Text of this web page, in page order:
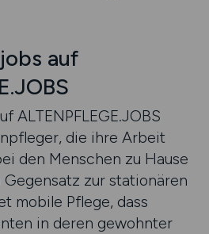
auf
ALTENPFLEGE.JOBS
die ihre Arbeit
den Menschen zu Hause
zur stationären
mobile Pflege, dass
in deren gewohnter